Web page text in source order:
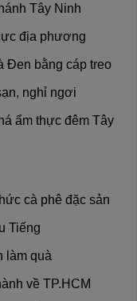
Tây Ninh
địa phương
Đen bằng cáp treo
nghỉ ngơi
ẩm thực đêm Tây
cà phê đặc sản
Tiếng
làm quà
về TP.HCM